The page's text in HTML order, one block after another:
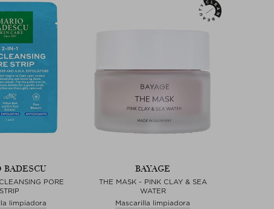
BADESCU
PORE
STRIP
limpiadora
BAYAGE
THE MASK - PINK CLAY & SEA
WATER
Mascarilla limpiadora